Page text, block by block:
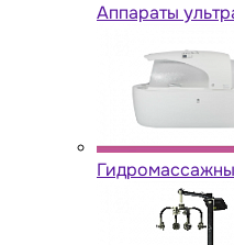
Аппараты